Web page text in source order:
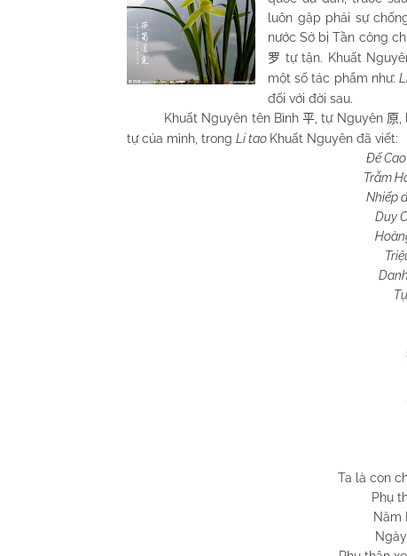
luôn gặp phải sự
nước Sở bị Tần công
罗 tự tận. Khuất
một số tác phẩm như:
đối với đời sau.
Khuất Nguyên tên Bình 平 , tự Nguyên 原
tự của mình, trong Li tao Khuất Nguyên đã viết:
Đế
Trẫm
Nhiếp
Duy
Ta là con
Phụ
Năm